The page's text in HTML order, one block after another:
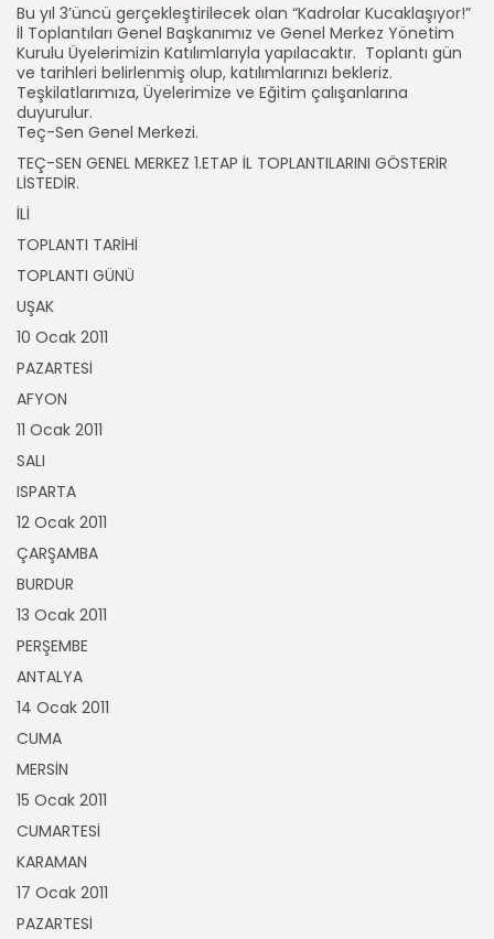
Bu yıl 3’üncü gerçekleştirilecek olan “Kadrolar Kucaklaşıyor!”
İl Toplantıları Genel Başkanımız ve Genel Merkez Yönetim
Kurulu Üyelerimizin Katılımlarıyla yapılacaktır. Toplantı gün
ve tarihleri belirlenmiş olup, katılımlarınızı bekleriz.
Teşkilatlarımıza, Üyelerimize ve Eğitim çalışanlarına
duyurulur.
Teç-Sen Genel Merkezi.
TEÇ-SEN GENEL MERKEZ 1.ETAP İL TOPLANTILARINI GÖSTERİR
LİSTEDİR.
İLİ
TOPLANTI TARİHİ
TOPLANTI GÜNÜ
UŞAK
10 Ocak 2011
PAZARTESİ
AFYON
11 Ocak 2011
SALI
ISPARTA
12 Ocak 2011
ÇARŞAMBA
BURDUR
13 Ocak 2011
PERŞEMBE
ANTALYA
14 Ocak 2011
CUMA
MERSİN
15 Ocak 2011
CUMARTESİ
KARAMAN
17 Ocak 2011
PAZARTESİ